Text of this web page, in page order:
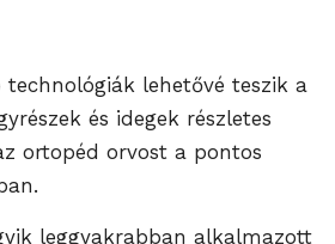
lehetővé teszik a
és idegek részletes
ortopéd orvost a pontos
leggyakrabban alkalmazott